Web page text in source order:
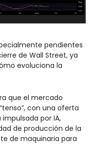
pendientes
de Wall Street, ya
evoluciona la
que el mercado
con una oferta
por IA,
de producción de la
de maquinaria para